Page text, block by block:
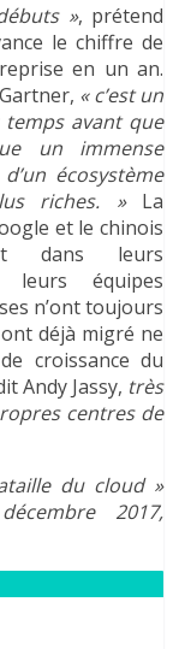
», prétend
le chiffre de
en un an.
« c’est un
avant que
un immense
écosystème
riches. » La
et le chinois
dans leurs
leurs équipes
n’ont toujours
déjà migré ne
croissance du
Andy Jassy, très
centres de
du cloud »
2017,